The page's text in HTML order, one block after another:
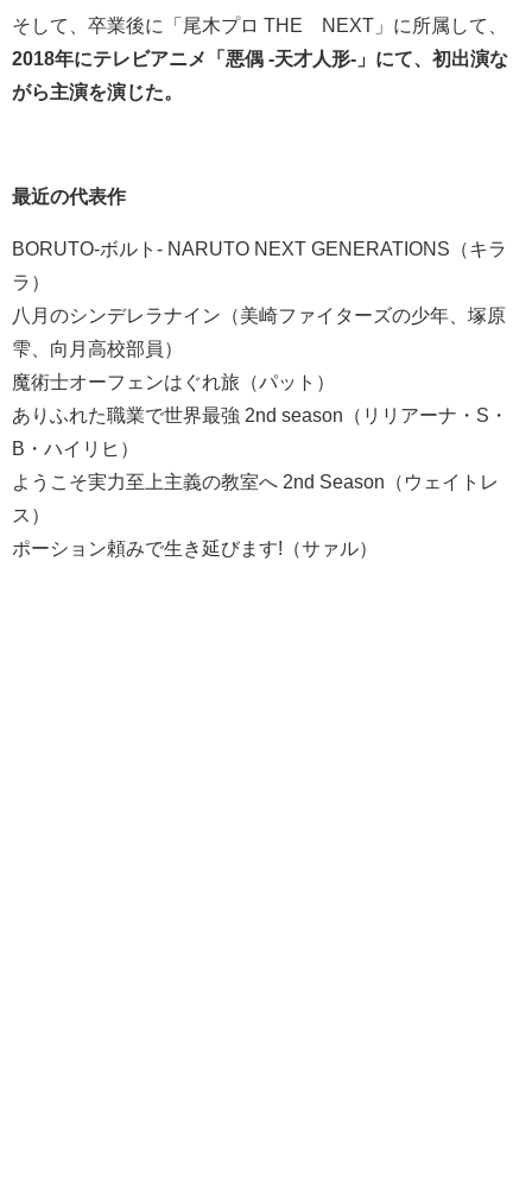
そして、卒業後に「尾木プロ THE NEXT」に所属して、
2018年にテレビアニメ「悪偶 -天才人形-」にて、初出演な
がら主演を演じた。
最近の代表作
BORUTO-ボルト- NARUTO NEXT GENERATIONS（キラ
ラ）
八月のシンデレラナイン（美崎ファイターズの少年、塚原
雫、向月高校部員）
魔術士オーフェンはぐれ旅（パット）
ありふれた職業で世界最強 2nd season（リリアーナ・S・
B・ハイリヒ）
ようこそ実力至上主義の教室へ 2nd Season（ウェイトレ
ス）
ポーション頼みで生き延びます!（サァル）